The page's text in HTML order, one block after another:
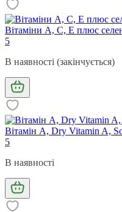
Вітаміни А, С, Е плюс
5
В наявності (закінчується)
Вітамін А, Dry Vitamin A,
5
В наявності